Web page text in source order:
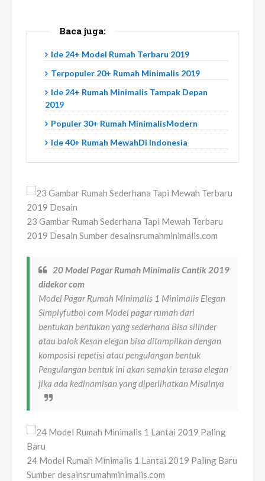
Baca juga:
Ide 24+ Model Rumah Terbaru 2019
Terpopuler 20+ Rumah Minimalis 2019
Ide 24+ Rumah Minimalis Tampak Depan
2019
Populer 30+ Rumah MinimalisModern
Ide 40+ Rumah MewahDi Indonesia
23 Gambar Rumah Sederhana Tapi Mewah Terbaru
2019 Desain Sumber desainsrumahminimalis.com
20 Model Pagar Rumah Minimalis Cantik 2019
didekor com
Model Pagar Rumah Minimalis 1 Minimalis Elegan
Simplyfutbol com Model pagar rumah dari
bentukan bentukan yang sederhana Bisa silinder
atau balok Kesan elegan bisa ditampilkan dengan
komposisi repetisi atau pengulangan bentuk
Pengulangan bentuk ini akan semakin terasa elegan
jika ada kedinamisan yang diperlihatkan Misalnya
24 Model Rumah Minimalis 1 Lantai 2019 Paling Baru
Sumber desainsrumahminimalis.com